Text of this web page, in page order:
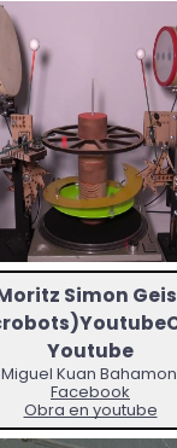
Miguel Kuan Bahamon
Facebook
Obra en youtube